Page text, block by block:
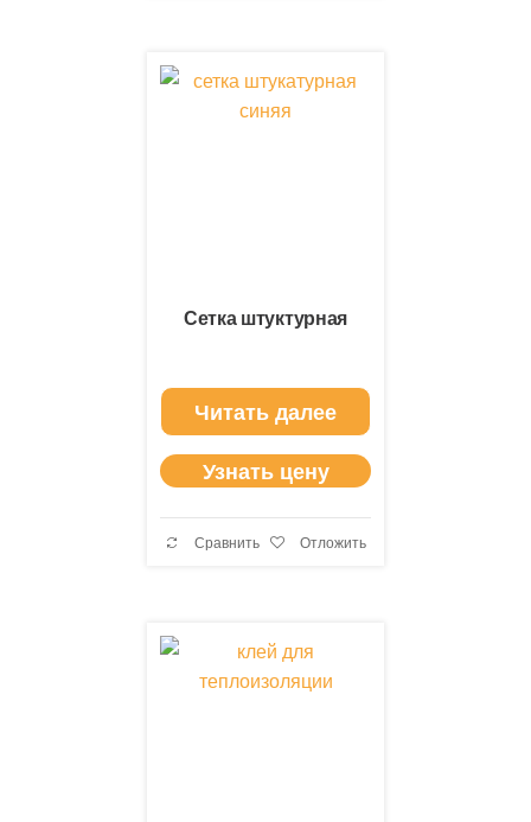
Сетка штуктурная
Читать далее
Узнать цену
Сравнить Отложить